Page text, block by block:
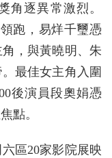
角逐異常激烈。
跑，易烊千璽憑
，與黃曉明、朱
最佳女主角入圍
後演員段奧娟憑
點。
區20家影院展映